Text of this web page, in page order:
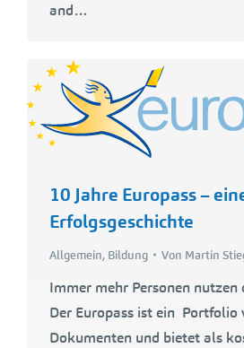
and…
10 Jahre Europass –
Erfolgsgeschichte
Allgemein, Bildung Von Martin
Immer mehr Personen nutzen
Der Europass ist ein Portfolio
Dokumenten und bietet als